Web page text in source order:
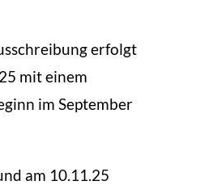
erfolgt
mit einem
im September
am 10.11.25